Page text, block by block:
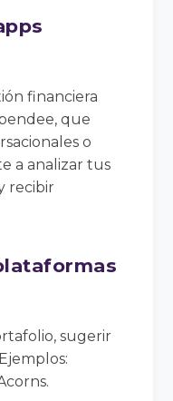
financiera
que
o
a analizar tus
recibir
sugerir